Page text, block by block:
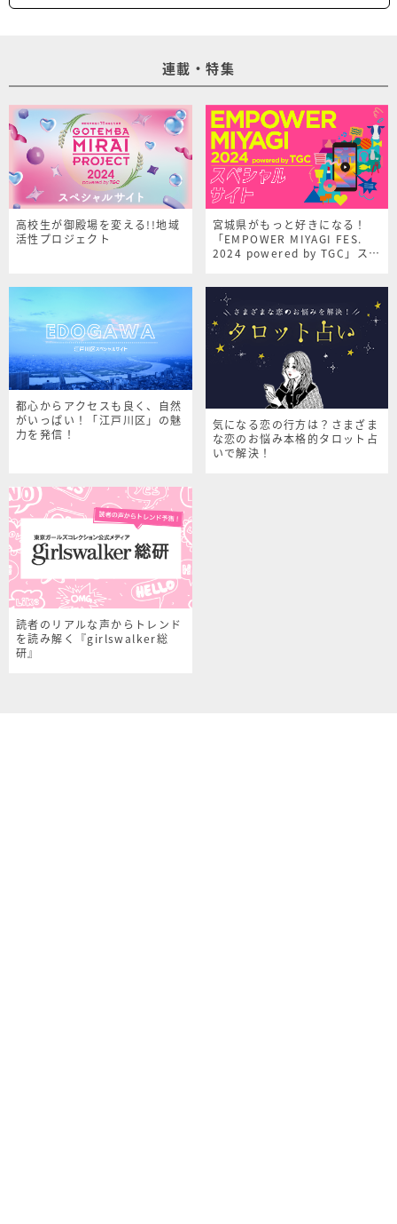
連載・特集
高校生が御殿場を変える!!地域
活性プロジェクト
宮城県がもっと好きになる！
「EMPOWER MIYAGI FES.
2024 powered by TGC」スペ
都心からアクセスも良く、自然
がいっぱい！「江戸川区」の魅
力を発信！
気になる恋の行方は？さまざま
な恋のお悩み本格的タロット占
いで解決！
読者のリアルな声からトレンド
を読み解く『girlswalker総
研』